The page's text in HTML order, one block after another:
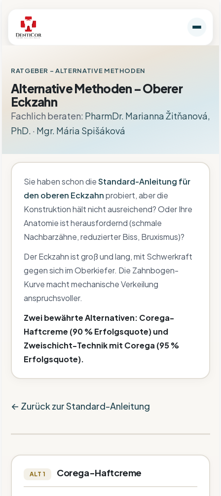
RATGEBER – ALTERNATIVE METHODEN
Alternative Methoden – Oberer
Eckzahn
Fachlich beraten: PharmDr. Marianna Žitňanová,
PhD. · Mgr. Mária Spišáková
Sie haben schon dieStandard-Anleitung für
den oberen Eckzahnprobiert, aber die
Konstruktion hält nicht ausreichend? Oder Ihre
Anatomie ist herausfordernd (schmale
Nachbarzähne, reduzierter Biss, Bruxismus)?
Der Eckzahn ist groß und lang, mit Schwerkraft
gegen sich im Oberkiefer. Die Zahnbogen-
Kurve macht mechanische Verkeilung
anspruchsvoller.
Zwei bewährte Alternativen: Corega-
Haftcreme (90 % Erfolgsquote) und
Zweischicht-Technik mit Corega (95 %
Erfolgsquote).
← Zurück zur Standard-Anleitung
ALT 1 Corega-Haftcreme